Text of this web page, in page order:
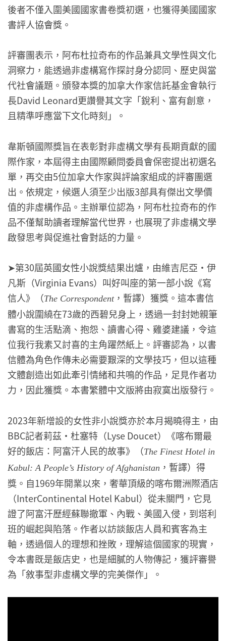
後者不僅入圍美國國家書卷獎初選，也獲得美國國家
書評人協會獎。
評審團表示，阿布杜拉奇布的作品兼具文學性與文化
洞察力，能透過非虛構寫作探討身分認同、歷史與當
代社會議題。頒發本獎的加拿大作家信託基金會執行
長David Leonard更讚譽其文字「銳利、富有創意，
且精準呼應當下文化時刻」。
韋斯頓國際獎旨在表彰對非虛構文學有長期貢獻的國
際作家，本屆得主由國際顧問委員會保密提出初選名
單，再交由5位加拿大作家與評論家組成的評審團選
出。依規定，候選人須至少出版3部具有傑出文學價
值的非虛構作品。主辦單位認為，阿布杜拉奇布的作
品不僅幫助讀者理解當代世界，也展現了非虛構文學
啟發思考與促進社會對話的力量。
➤第30屆英國女性小說獎結果出爐，由維吉尼亞・伊
凡斯（Virginia Evans）叫好叫座的第一部小說《寫
信人》（The Correspondent，暫譯）獲獎。這本書信
體小說圍繞在73歲的西碧兒身上，透過一封封她親筆
書寫的生活點滴、抱怨、讀書心得、雞婆建議，令這
位我行我素又討喜的主角躍然紙上。評審認為，以書
信體為角色作傳未必需要艱深的文學技巧，但以這種
文體創造出如此牽引情緒和共鳴的作品，足見作者功
力，因此獲獎。本書繁體中文版將由寂寞出版發行。
2023年新增設的女性非小說獎亦於本月揭曉得主，由
BBC記者莉茲・杜塞特（Lyse Doucet）《喀布爾最
好的飯店：阿富汗人民的故事》（The Finest Hotel in
Kabul: A People’s History of Afghanistan ，暫譯）得
獎。自1969年開業以來，奢華頂級的喀布爾洲際酒店
（InterContinental Hotel Kabul）從未關門，它見
證了阿富汗歷經蘇聯撤軍、內戰、美國入侵，到塔利
班的崛起與陷落。作者以訪談飯店人員和賓客為主
軸，透過個人的理想和挫敗，理解這個國家的現實，
令本書既是飯店史，也是細膩的人物傳記，獲評審譽
為「敘事型非虛構文學的完美傑作」。